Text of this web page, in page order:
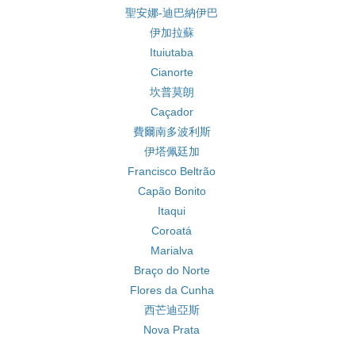
聖安娜-迪巴納伊巴
伊加拉蘇
Ituiutaba
Cianorte
坎普莫朗
Caçador
費爾南多波利斯
伊塔佩廷加
Francisco Beltrão
Capão Bonito
Itaqui
Coroatá
Marialva
Braço do Norte
Flores da Cunha
西芒迪亞斯
Nova Prata